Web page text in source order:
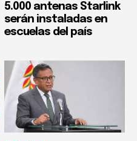
5.000 antenas Starlink
serán instaladas en
escuelas del país